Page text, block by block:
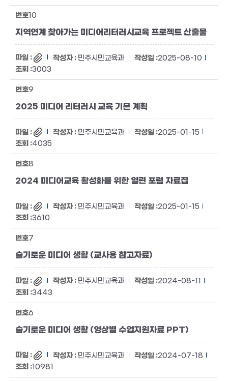
10
지역연계 찾아가는 미디어리터러시교육 프로젝트 산출물
민주시민교육과
2025-08-10
3003
9
2025 미디어 리터러시 교육 기본 계획
민주시민교육과
2025-01-15
4035
8
2024 미디어교육 활성화를 위한 열린 포럼 자료집
민주시민교육과
2025-01-15
3610
7
슬기로운 미디어 생활 (교사용 참고자료)
민주시민교육과
2024-08-11
3443
6
슬기로운 미디어 생활 (영상별 수업지원자료 PPT)
민주시민교육과
2024-07-18
10981